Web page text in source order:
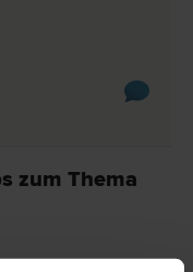
zum Thema